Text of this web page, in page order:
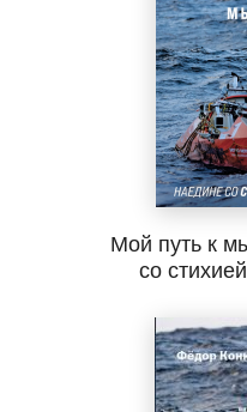
Мой путь к
со